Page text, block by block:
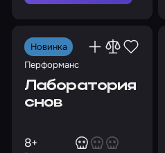
Новинка
Перформанс
Лаборатория
снов
8+